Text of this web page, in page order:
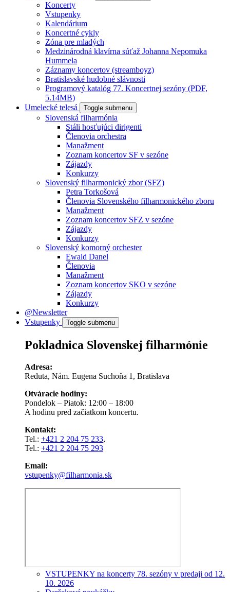
Koncerty
Vstupenky
Kalendárium
Koncertné cykly
Zóna pre mladých
Medzinárodná klavírna súťaž Johanna Nepomuka
Hummela
Záznamy koncertov (streamboyz)
Bratislavské hudobné slávnosti
Programový katalóg 77. Koncertnej sezóny (PDF,
5.14MB)
Umelecké telesá
Toggle submenu
Slovenská filharmónia
Stáli hosťujúci dirigenti
Členovia orchestra
Manažment
Zoznam koncertov SF v sezóne
Zájazdy
Konkurzy
Slovenský filharmonický zbor (SFZ)
Petra Torkošová
Členovia Slovenského filharmonického zboru
Manažment
Zoznam koncertov SFZ v sezóne
Zájazdy
Konkurzy
Slovenský komorný orchester
Ewald Danel
Členovia
Manažment
Zoznam koncertov SKO v sezóne
Zájazdy
Konkurzy
@Newsletter
Vstupenky
Toggle submenu
Pokladnica Slovenskej filharmónie
Adresa:
Reduta, Nám. Eugena Suchoňa 1, Bratislava
Otváracie hodiny:
Pondelok – Piatok: 12:00 – 18:00
A hodinu pred začiatkom koncertu.
Kontakt:
Tel.: +421 2 204 75 233,
Tel.: +421 2 204 75 293
Email:
vstupenky@filharmonia.sk
VSTUPENKY na koncerty 78. sezóny v predaji od 12.
10. 2026